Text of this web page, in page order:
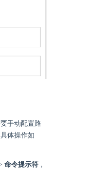
手动配置路
体操作如
命令提示符 ，